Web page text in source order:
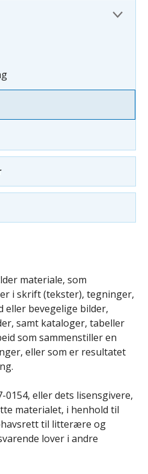
materiale, som
i skrift (tekster), tegninger,
eller bevegelige bilder,
samt kataloger, tabeller
som sammenstiller en
eller som er resultatet
0154, eller dets lisensgivere,
materialet, i henhold til
til litterære og
lover i andre